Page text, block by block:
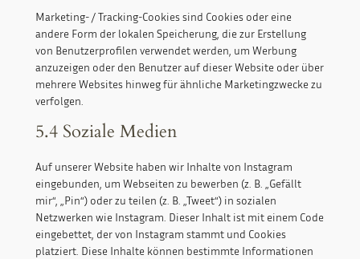
Marketing- / Tracking-Cookies sind Cookies oder eine
andere Form der lokalen Speicherung, die zur Erstellung
von Benutzerprofilen verwendet werden, um Werbung
anzuzeigen oder den Benutzer auf dieser Website oder über
mehrere Websites hinweg für ähnliche Marketingzwecke zu
verfolgen.
5.4 Soziale Medien
Auf unserer Website haben wir Inhalte von Instagram
eingebunden, um Webseiten zu bewerben (z. B. „Gefällt
mir“, „Pin“) oder zu teilen (z. B. „Tweet“) in sozialen
Netzwerken wie Instagram. Dieser Inhalt ist mit einem Code
eingebettet, der von Instagram stammt und Cookies
platziert. Diese Inhalte können bestimmte Informationen